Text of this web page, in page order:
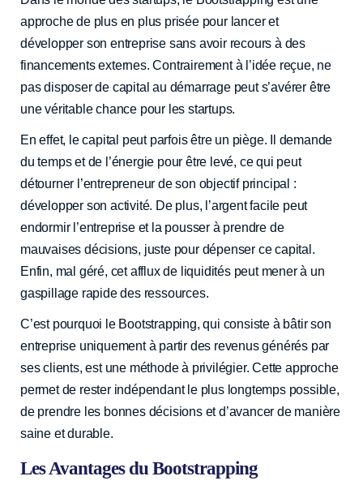
approche de plus en plus prisée pour lancer et
développer son entreprise sans avoir recours à des
financements externes. Contrairement à l’idée reçue, ne
pas disposer de capital au démarrage peut s’avérer être
une véritable chance pour les startups.
En effet, le capital peut parfois être un piège. Il demande
du temps et de l’énergie pour être levé, ce qui peut
détourner l’entrepreneur de son objectif principal :
développer son activité. De plus, l’argent facile peut
endormir l’entreprise et la pousser à prendre de
mauvaises décisions, juste pour dépenser ce capital.
Enfin, mal géré, cet afflux de liquidités peut mener à un
gaspillage rapide des ressources.
C’est pourquoi le Bootstrapping, qui consiste à bâtir son
entreprise uniquement à partir des revenus générés par
ses clients, est une méthode à privilégier. Cette approche
permet de rester indépendant le plus longtemps possible,
de prendre les bonnes décisions et d’avancer de manière
saine et durable.
Les Avantages du Bootstrapping